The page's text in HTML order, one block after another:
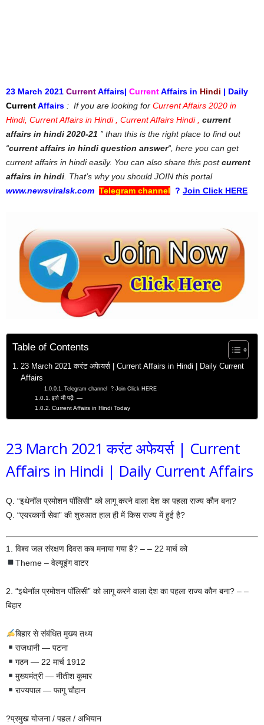
23 March 2021 CurrentAffairs| CurrentAffairs in Hindi | Daily
CurrentAffairs : If you are looking for Current Affairs 2020 in
Hindi, Current Affairs in Hindi , Current Affairs Hindi ,
current
affairs in hindi 2020-21 ” than this is the right place to find out
“current affairs in hindi question answer“, here you can get
current affairs in hindi easily. You can also share this postcurrent
affairs in hindi . That’s why you should JOIN this portal
www.newsviralsk.com Telegram channel ? Join Click HERE
Table of Contents
23 March 2021 करंट अफेयर्स | Current Affairs in Hindi | Daily Current
Affairs
Telegram channel ? Join Click HERE
इसे भी पढ़ें: —
Current Affairs in Hindi Today
23 March 2021 करंट अफेयर्स | Current
Affairs in Hindi | Daily Current Affairs
Q. “इथेनॉल प्रमोशन पॉलिसी” को लागू करने वाला देश का पहला राज्य कौन बना?
Q. “एयरकार्गो सेवा” की शुरुआत हाल ही में किस राज्य में हुई है?
1. विश्व जल संरक्षण दिवस कब मनाया गया है? – – 22 मार्च को
Theme – वेल्यूइंग वाटर
2. “इथेनॉल प्रमोशन पॉलिसी” को लागू करने वाला देश का पहला राज्य कौन बना? – –
बिहार
बिहार से संबंधित मुख्य तथ्य
राजधानी — पटना
गठन — 22 मार्च 1912
मुख्यमंत्री — नीतीश कुमार
राज्यपाल — फागू चौहान
?प्रमुख योजना / पहल / अभियान